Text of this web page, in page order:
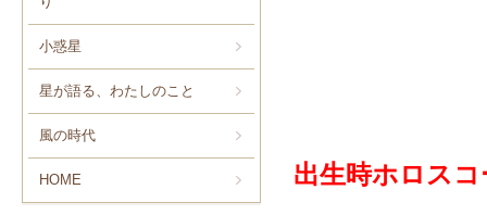
小惑星
星が語る、わたしのこと
風の時代
HOME
出生時ホロス